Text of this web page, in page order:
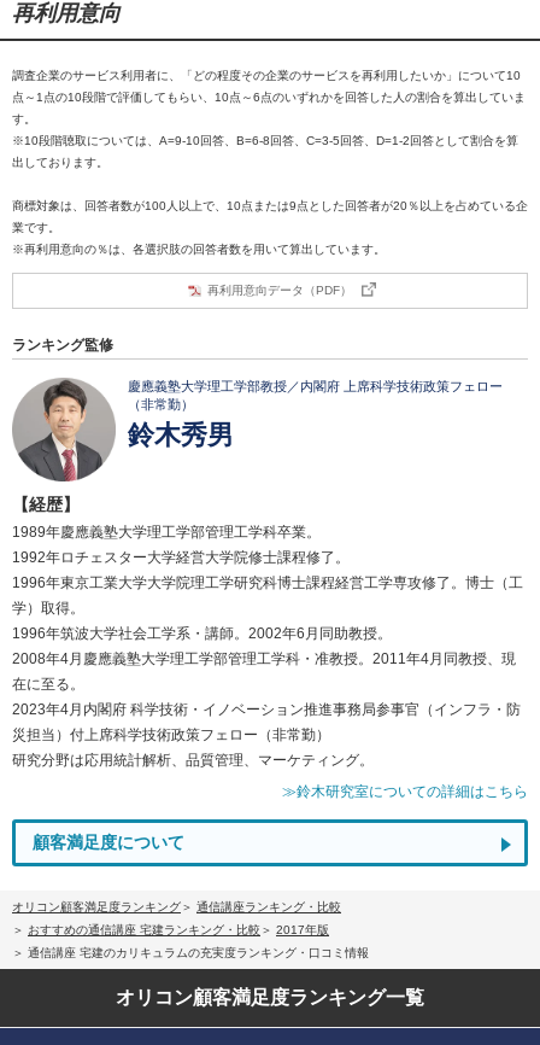
再利用意向
調査企業のサービス利用者に、「どの程度その企業のサービスを再利用したいか」について10
点～1点の10段階で評価してもらい、10点～6点のいずれかを回答した人の割合を算出していま
す。
※10段階聴取については、A=9-10回答、B=6-8回答、C=3-5回答、D=1-2回答として割合を算
出しております。
商標対象は、回答者数が100人以上で、10点または9点とした回答者が20％以上を占めている企
業です。
※再利用意向の％は、各選択肢の回答者数を用いて算出しています。
再利用意向データ（PDF）
ランキング監修
慶應義塾大学理工学部教授／内閣府 上席科学技術政策フェロー
（非常勤）
鈴木秀男
【経歴】
1989年慶應義塾大学理工学部管理工学科卒業。
1992年ロチェスター大学経営大学院修士課程修了。
1996年東京工業大学大学院理工学研究科博士課程経営工学専攻修了。博士（工
学）取得。
1996年筑波大学社会工学系・講師。2002年6月同助教授。
2008年4月慶應義塾大学理工学部管理工学科・准教授。2011年4月同教授、現
在に至る。
2023年4月内閣府 科学技術・イノベーション推進事務局参事官（インフラ・防
災担当）付上席科学技術政策フェロー（非常勤）
研究分野は応用統計解析、品質管理、マーケティング。
≫鈴木研究室についての詳細はこちら
顧客満足度について
オリコン顧客満足度ランキング
通信講座ランキング・比較
おすすめの通信講座 宅建ランキング・比較
2017年版
通信講座 宅建のカリキュラムの充実度ランキング・口コミ情報
オリコン顧客満足度ランキング一覧